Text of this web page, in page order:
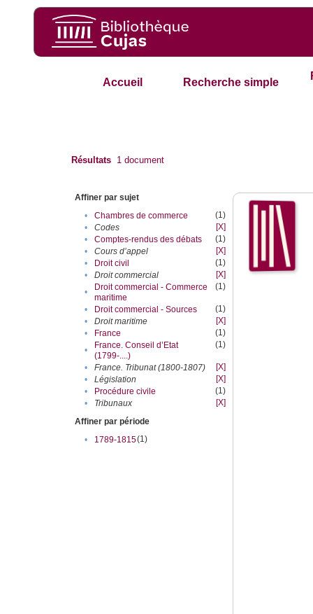
Accueil Recherche simple
Résultats 1 document
Affiner par sujet
•
Chambres de commerce
(1)
•
Codes
[X]
•
Comptes-rendus des débats
(1)
•
Cours d’appel
[X]
•
Droit civil
(1)
•
Droit commercial
[X]
•
Droit commercial - Commerce
maritime
(1)
• Droit commercial - Sources
(1)
•
Droit maritime
[X]
•
France
(1)
•
France. Conseil d’Etat
(1799-....)
(1)
• France. Tribunat (1800-1807)
[X]
•
Législation
[X]
•
Procédure civile
(1)
•
Tribunaux
[X]
Affiner par période
•
1789-1815(1)